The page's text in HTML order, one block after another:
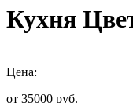
Кухня
Цена:
от 35000 руб.